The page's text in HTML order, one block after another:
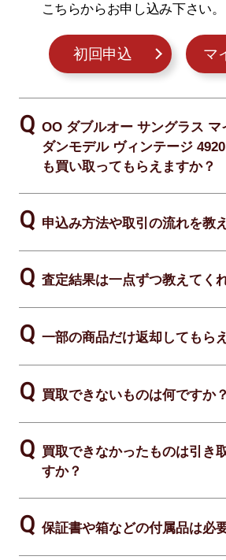
こちらからお申し込み下さい。
初回申込 マ
OO ダブルオー サングラス マ
ダンモデル ヴィンテージ
も買い取ってもらえますか？
申込み方法や取引の流れを教
査定結果は一点ずつ教えてく
一部の商品だけ返却してもら
買取できないものは何ですか？
買取できなかったものは引き
すか？
保証書や箱などの付属品は必